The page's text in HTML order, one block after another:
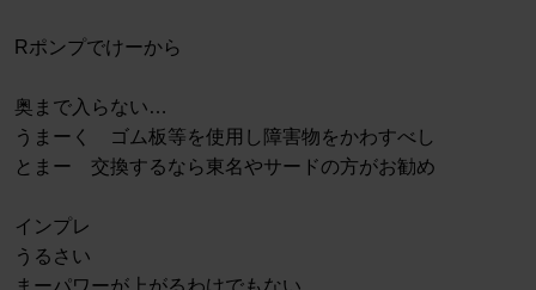
Rポンプでけーから
奥まで入らない…
うまーく ゴム板等を使用し障害物をかわすべし
とまー 交換するなら東名やサードの方がお勧め
インプレ
うるさい